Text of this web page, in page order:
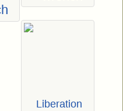
Liberation